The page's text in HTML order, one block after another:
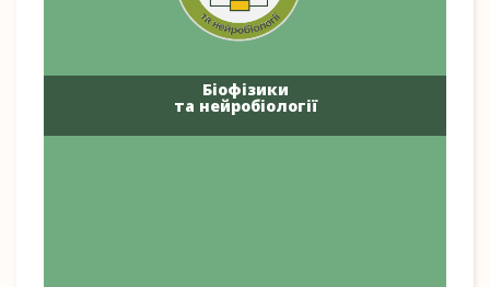
Біофізики
та нейробіології